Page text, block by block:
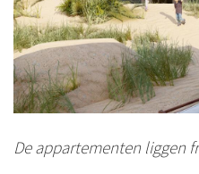
De appartementen liggen